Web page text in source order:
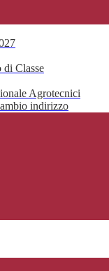
Classe
Agrotecnici
indirizzo